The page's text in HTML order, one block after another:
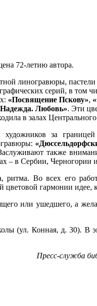
72-летию автора.
линогравюры,
серий, в том
«Посвящение Пскову»,
Любовь». Эти
в залах
за
также
– в Сербии, Черногории
ритма. Во всех его
гармонии идее,
или ушедшего, а
(ул. Конная, д. 30). В
Пресс-служба